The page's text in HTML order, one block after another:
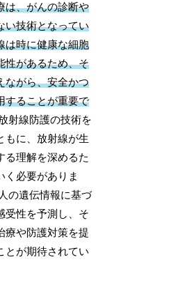
は、がんの診断や
い技術となってい
は時に健康な細胞
性があるため、そ
ながら、安全かつ
することが重要で
射線防護の技術を
もに、放射線が生
る理解を深めるた
く必要がありま
の遺伝情報に基づ
受性を予測し、そ
療や防護対策を提
とが期待されてい